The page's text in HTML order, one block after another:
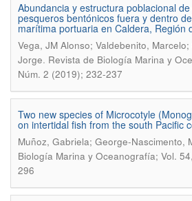
Abundancia y estructura poblacional
pesqueros bentónicos fuera y dentro
marítima portuaria en Caldera, Región
Vega, JM Alonso; Valdebenito,
Jorge. Revista de Biología Marina y
Núm. 2 (2019); 232-237
Two new species of Microcotyle
on intertidal fish from the south Pacific
Muñoz, Gabriela; George-Nascimento,
Biología Marina y Oceanografía; Vol.
296